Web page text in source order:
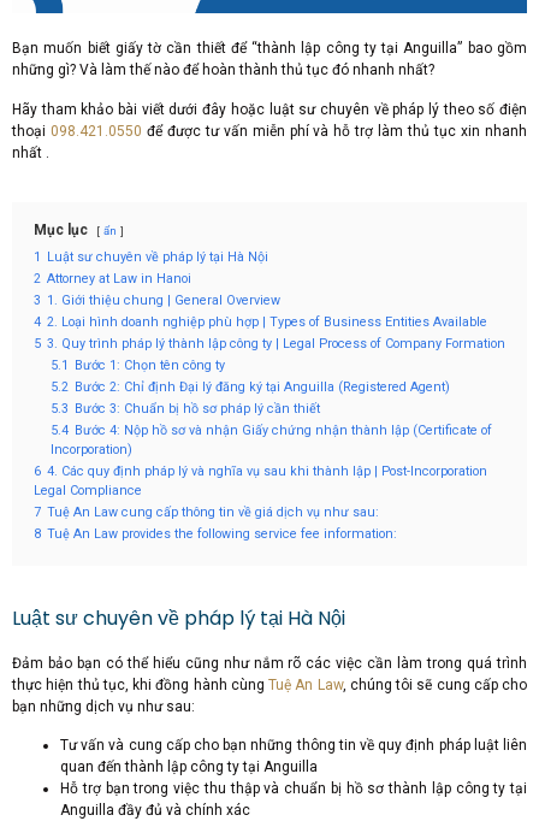
Bạn muốn biết giấy tờ cần thiết để “thành lập công ty tại Anguilla” bao gồm
những gì? Và làm thế nào để hoàn thành thủ tục đó nhanh nhất?
Hãy tham khảo bài viết dưới đây hoặc luật sư chuyên về pháp lý theo số điện
thoại 098.421.0550 để được tư vấn miễn phí và hỗ trợ làm thủ tục xin nhanh
nhất .
Mục lục ẩn
1
Luật sư chuyên về pháp lý tại Hà Nội
2 Attorney at Law in Hanoi
3 1. Giới thiệu chung | General Overview
4 2. Loại hình doanh nghiệp phù hợp | Types of Business Entities Available
5 3. Quy trình pháp lý thành lập công ty | Legal Process of Company Formation
5.1
Bước 1: Chọn tên công ty
5.2 Bước 2: Chỉ định Đại lý đăng ký tại Anguilla (Registered Agent)
5.3 Bước 3: Chuẩn bị hồ sơ pháp lý cần thiết
5.4 Bước 4: Nộp hồ sơ và nhận Giấy chứng nhận thành lập (Certificate of
Incorporation)
6 4. Các quy định pháp lý và nghĩa vụ sau khi thành lập | Post-Incorporation
Legal Compliance
7 Tuệ An Law cung cấp thông tin về giá dịch vụ như sau:
8 Tuệ An Law provides the following service fee information:
Luật sư chuyên về pháp lý tại Hà Nội
Đảm bảo bạn có thể hiểu cũng như nắm rõ các việc cần làm trong quá trình
thực hiện thủ tục, khi đồng hành cùng Tuệ An Law, chúng tôi sẽ cung cấp cho
bạn những dịch vụ như sau:
Tư vấn và cung cấp cho bạn những thông tin về quy định pháp luật liên
quan đến thành lập công ty tại Anguilla
Hỗ trợ bạn trong việc thu thập và chuẩn bị hồ sơ thành lập công ty tại
Anguilla đầy đủ và chính xác